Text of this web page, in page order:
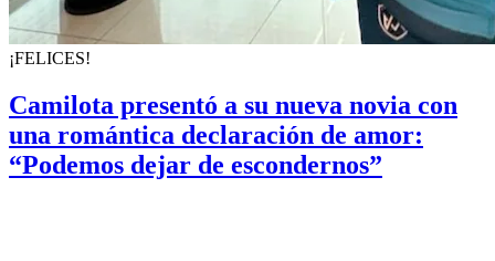
¡FELICES!
Camilota presentó a su nueva novia con
una romántica declaración de amor:
“Podemos dejar de escondernos”